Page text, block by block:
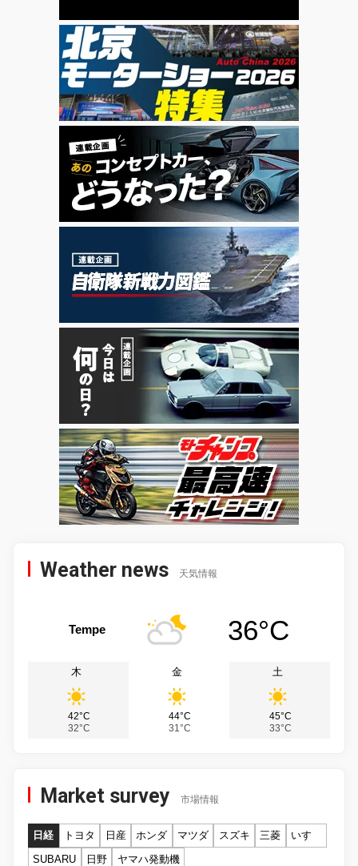
Weather news 天気情報
Tempe 36°C
木
42°C
32°C
金
44°C
31°C
土
45°C
33°C
Market survey 市場情報
日経 トヨタ 日産 ホンダ マツダ スズキ 三菱
いすゞ
SUBARU
日野 ヤマハ発動機